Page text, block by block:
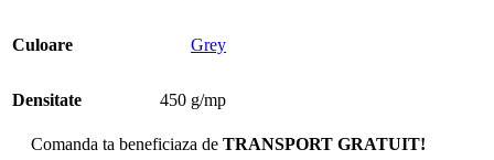
Culoare Grey
Densitate 450 g/mp
Comanda ta beneficiaza de TRANSPORT GRATUIT!